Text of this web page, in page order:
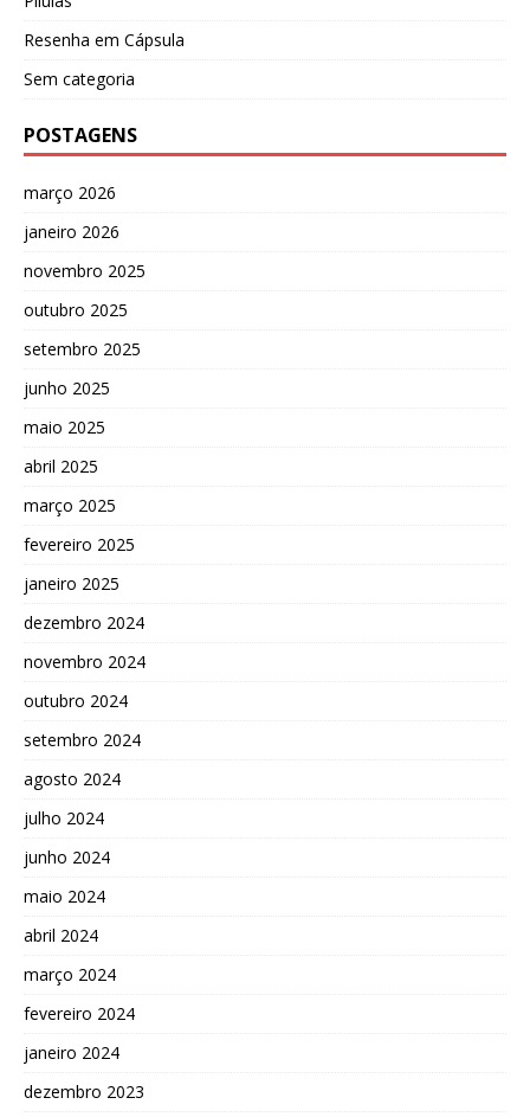
Resenha em Cápsula
Sem categoria
POSTAGENS
março 2026
janeiro 2026
novembro 2025
outubro 2025
setembro 2025
junho 2025
maio 2025
abril 2025
março 2025
fevereiro 2025
janeiro 2025
dezembro 2024
novembro 2024
outubro 2024
setembro 2024
agosto 2024
julho 2024
junho 2024
maio 2024
abril 2024
março 2024
fevereiro 2024
janeiro 2024
dezembro 2023